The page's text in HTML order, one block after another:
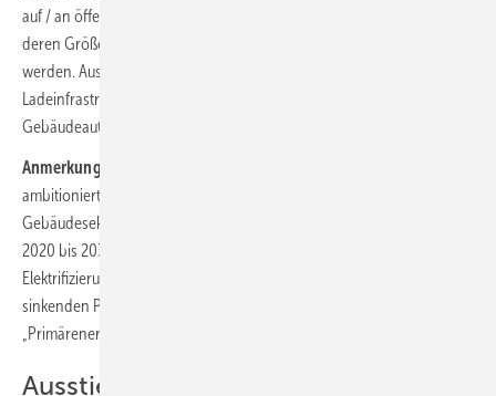
auf / an öffentlichen Gebäuden und Nichtwohngebäuden – je nach
deren Größe – und auf / an allen neuen Wohngebäuden installiert
werden. Ausgebaut werden muss auch die gebäudenahe
Ladeinfrastruktur, zudem soll der Einsatz von Systemen zur
Gebäudeautomatisierung und -steuerung verpflichtend werden.
Anmerkung:
ambitioniert. Im Bundes-Klimaschutzgesetz ist beispielsweise für den
Gebäudesektor vorgesehen, dass die Treibhausgasemissionen von
2020 bis 2030 um 44 % sinken müssen. Und bei der zunehmenden
Elektrifizierung der Wärmeerzeugung ist bei einem immer weiter
sinkenden Primärenergiefaktor für Netzstrom der Bezug auf den
„Primärenergieverbrauch“ ein wenig tauglicher Ansatz.
Ausstieg aus fossilen Brennstoffen